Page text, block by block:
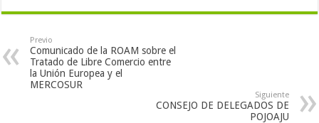
Previo
Comunicado de la ROAM sobre el
Tratado de Libre Comercio entre
la Unión Europea y el
MERCOSUR
Siguiente
CONSEJO DE DELEGADOS DE
POJOAJU